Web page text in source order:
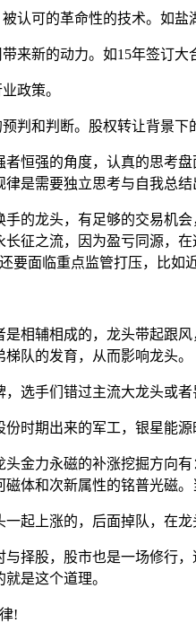
认可的革命性的技术。如
新的动力。如15年签订大
政策。
判和判断。股权转让背景下
恒强的角度，认真的思考
是需要独立思考与自我总结
的龙头，有足够的交易机
征之流，因为盈亏同源，
要面临重点监管打压，比如
相辅相成的，龙头带起跟
队的发育，从而影响龙头。
选手们错过主流大龙头或者
时期出来的军工，银星能源
金力永磁的补涨挖掘方向
体和次新属性的铭普光磁
起上涨的，后面掉队，在
择股，股市也是一场修行
是这个道理。
!